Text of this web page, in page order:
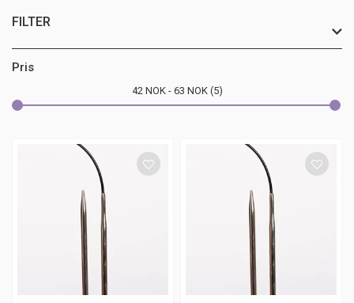
FILTER
størrelse
Pris
42 NOK 63 NOK 5